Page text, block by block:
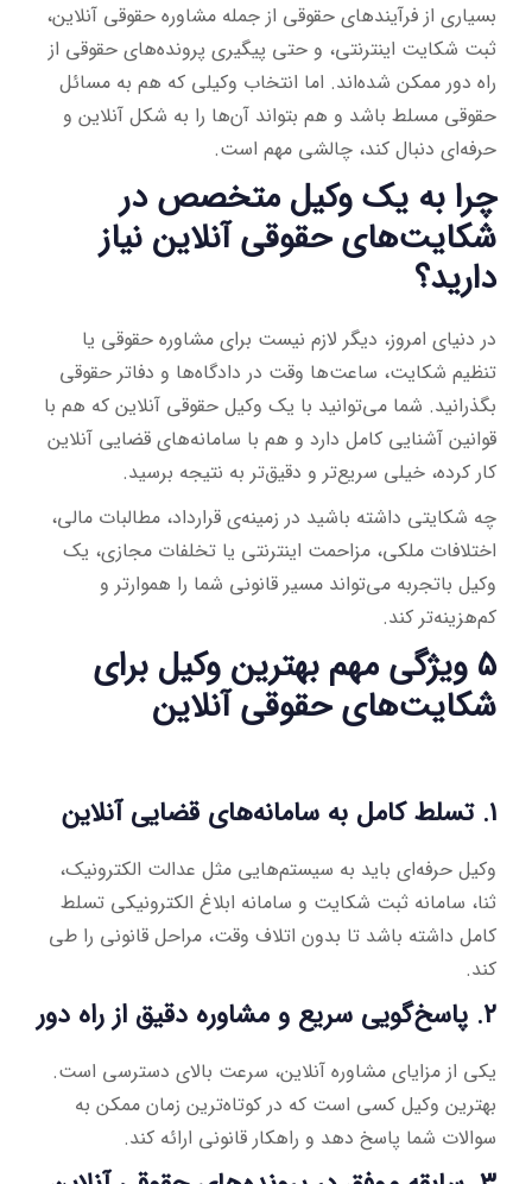
بسیاری از فرآیندهای حقوقی از جمله مشاوره حقوقی آنلاین،
ثبت شکایت اینترنتی، و حتی پیگیری پرونده‌های حقوقی از
راه دور ممکن شده‌اند. اما انتخاب وکیلی که هم به مسائل
حقوقی مسلط باشد و هم بتواند آن‌ها را به شکل آنلاین و
حرفه‌ای دنبال کند، چالشی مهم است.
چرا به یک وکیل متخصص در
شکایت‌های حقوقی آنلاین نیاز
دارید؟
در دنیای امروز، دیگر لازم نیست برای مشاوره حقوقی یا
تنظیم شکایت، ساعت‌ها وقت در دادگاه‌ها و دفاتر حقوقی
بگذرانید. شما می‌توانید با یک وکیل حقوقی آنلاین که هم با
قوانین آشنایی کامل دارد و هم با سامانه‌های قضایی آنلاین
کار کرده، خیلی سریع‌تر و دقیق‌تر به نتیجه برسید.
چه شکایتی داشته باشید در زمینه‌ی قرارداد، مطالبات مالی،
اختلافات ملکی، مزاحمت اینترنتی یا تخلفات مجازی، یک
وکیل باتجربه می‌تواند مسیر قانونی شما را هموارتر و
کم‌هزینه‌تر کند.
۵ ویژگی مهم بهترین وکیل برای
شکایت‌های حقوقی آنلاین
۱. تسلط کامل به سامانه‌های قضایی آنلاین
وکیل حرفه‌ای باید به سیستم‌هایی مثل عدالت الکترونیک،
ثنا، سامانه ثبت شکایت و سامانه ابلاغ الکترونیکی تسلط
کامل داشته باشد تا بدون اتلاف وقت، مراحل قانونی را طی
کند.
۲. پاسخ‌گویی سریع و مشاوره دقیق از راه دور
یکی از مزایای مشاوره آنلاین، سرعت بالای دسترسی است.
بهترین وکیل کسی است که در کوتاه‌ترین زمان ممکن به
سوالات شما پاسخ دهد و راهکار قانونی ارائه کند.